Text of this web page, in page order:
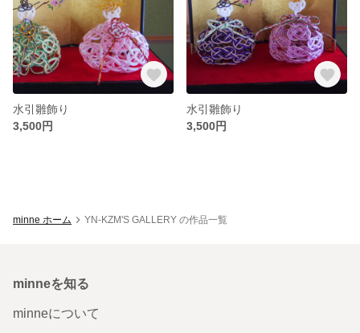
水引雛飾り
3,500円
水引雛飾り
3,500円
minne ホーム YN-KZM'S GALLERY の作品一覧
minneを知る
minneについて